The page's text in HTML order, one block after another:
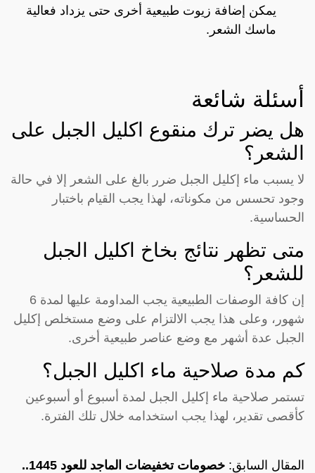
يمكن إضافة زيوت طبيعية أخرى حتى يزداد فعالية
ماسك الشعر.
أسئلة شائعة
هل يضر ترك منقوع اكليل الجبل على
الشعر؟
لا يسبب ماء إكليل الجبل ضرر بالغ على الشعر إلا في حالة
وجود تحسس من مكوناته، لهذا يجب القيام باختبار
الحساسية.
متى تظهر نتائج بخاخ اكليل الجبل
للشعر؟
إن كافة الوصفات الطبيعية يجب المداومة عليها لمدة 6
شهور، وعلى هذا يجب الالتزام على وضع مستخلص إكليل
الجبل عدة أشهر مع وضع عناصر طبيعية أخرى.
كم مدة صلاحية ماء اكليل الجبل؟
تستمر صلاحية ماء إكليل الجبل لمدة أسبوع أو أسبوعين
كأقصى تقدير، لهذا يجب استخدامه خلال تلك الفترة.
المقال السابق:
خصومات تخفيضات الماجد للعود 1445..